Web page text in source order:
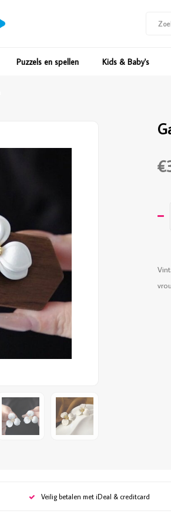
Puzzels en spellen Kids & Baby's
Veilig betalen met iDeal & creditcard